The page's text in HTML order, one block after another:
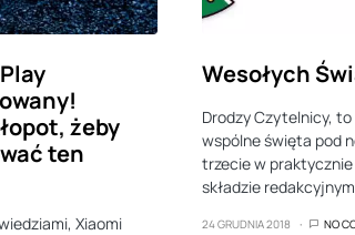
żeby
ten
Xiaomi
Wesołych
Drodzy Czytelnicy,
wspólne święta pod
trzecie w
składzie
24 GRUDNIA 2018 NO